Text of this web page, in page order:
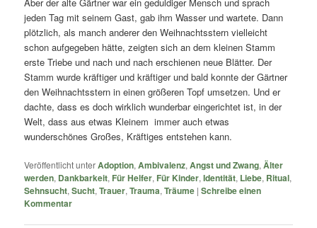
jeden Tag mit seinem Gast, gab ihm Wasser und wartete. Dann
plötzlich, als manch anderer den Weihnachtsstern vielleicht
schon aufgegeben hätte, zeigten sich an dem kleinen Stamm
erste Triebe und nach und nach erschienen neue Blätter. Der
Stamm wurde kräftiger und kräftiger und bald konnte der Gärtner
den Weihnachtsstern in einen größeren Topf umsetzen. Und er
dachte, dass es doch wirklich wunderbar eingerichtet ist, in der
Welt, dass aus etwas Kleinem immer auch etwas
wunderschönes Großes, Kräftiges entstehen kann.
Veröffentlicht unterAdoption,Ambivalenz,Angst und Zwang,Älter
werden, Dankbarkeit, Für Helfer, Für Kinder,Identität, Liebe, Ritual,
Sehnsucht,Sucht,Trauer,Trauma,Träume |Schreibe einen
Kommentar